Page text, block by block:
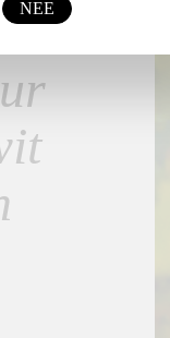
NEE